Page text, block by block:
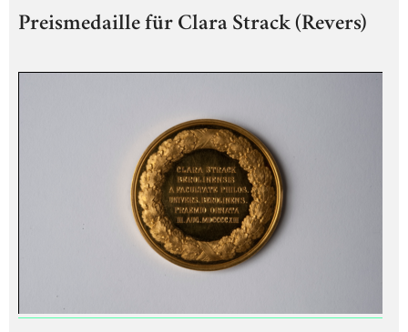
Preismedaille für Clara Strack (Revers)